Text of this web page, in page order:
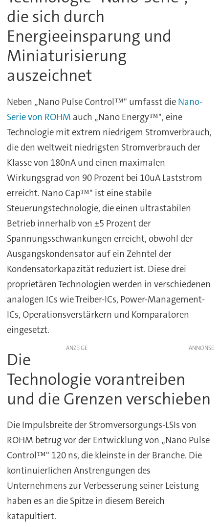
die sich durch
Energieeinsparung und
Miniaturisierung
auszeichnet
Neben „Nano Pulse Control™" umfasst die Nano-
Serie von ROHM auch „Nano Energy™", eine
Technologie mit extrem niedrigem Stromverbrauch,
die den weltweit niedrigsten Stromverbrauch der
Klasse von 180nA und einen maximalen
Wirkungsgrad von 90 Prozent bei 10uA Laststrom
erreicht. Nano Cap™" ist eine stabile
Steuerungstechnologie, die einen ultrastabilen
Betrieb innerhalb von ±5 Prozent der
Spannungsschwankungen erreicht, obwohl der
Ausgangskondensator auf ein Zehntel der
Kondensatorkapazität reduziert ist. Diese drei
proprietären Technologien werden in verschiedenen
analogen ICs wie Treiber-ICs, Power-Management-
ICs, Operationsverstärkern und Komparatoren
eingesetzt.
ANZEIGE
Die
Technologie vorantreiben
und die Grenzen verschieben
Die Impulsbreite der Stromversorgungs-LSIs von
ROHM betrug vor der Entwicklung von „Nano Pulse
Control™" 120 ns, die kleinste in der Branche. Die
kontinuierlichen Anstrengungen des
Unternehmens zur Verbesserung seiner Leistung
haben es an die Spitze in diesem Bereich
katapultiert.